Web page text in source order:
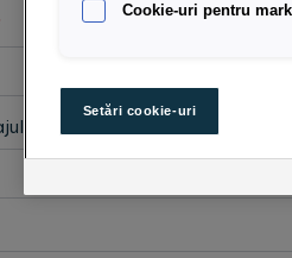
Cookie-uri pentru
Setări cookie-uri